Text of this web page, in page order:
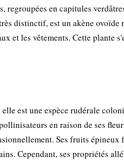
regroupées en capitules
distinctif, est un akène ovoïde
et les vêtements. Cette plante
est une espèce rudérale
en raison de ses
Ses fruits
Cependant, ses propriétés